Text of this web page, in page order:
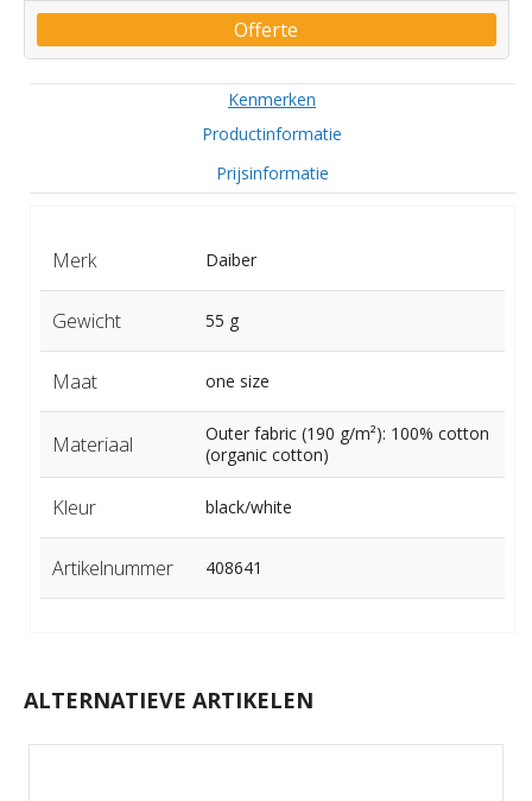
Offerte
Kenmerken
Productinformatie
Prijsinformatie
Merk Daiber
Gewicht 55 g
Maat one size
Materiaal
Outer fabric (190 g/m²): 100% cotton
(organic cotton)
Kleur black/white
Artikelnummer 408641
ALTERNATIEVE ARTIKELEN